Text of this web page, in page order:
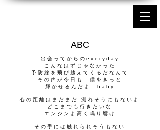
ABC
出会ってからのeveryday
こんなはずじゃなかった
予防線を飛び越えてくるだなんて
その声が今日も 僕をきっと
輝かせるんだよ baby
心の距離はまだまだ 測れそうにもないよ
どこまでも行きたいな
エンジンよ高く鳴り響け
その手には触れられそうもない